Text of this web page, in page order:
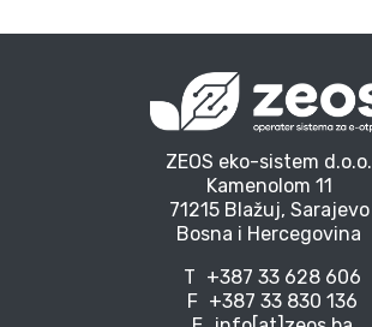
ZEOS eko-sistem d.o.o.
Kamenolom 11
71215 Blažuj, Sarajevo
Bosna i Hercegovina
T +387 33 628 606
F +387 33 830 136